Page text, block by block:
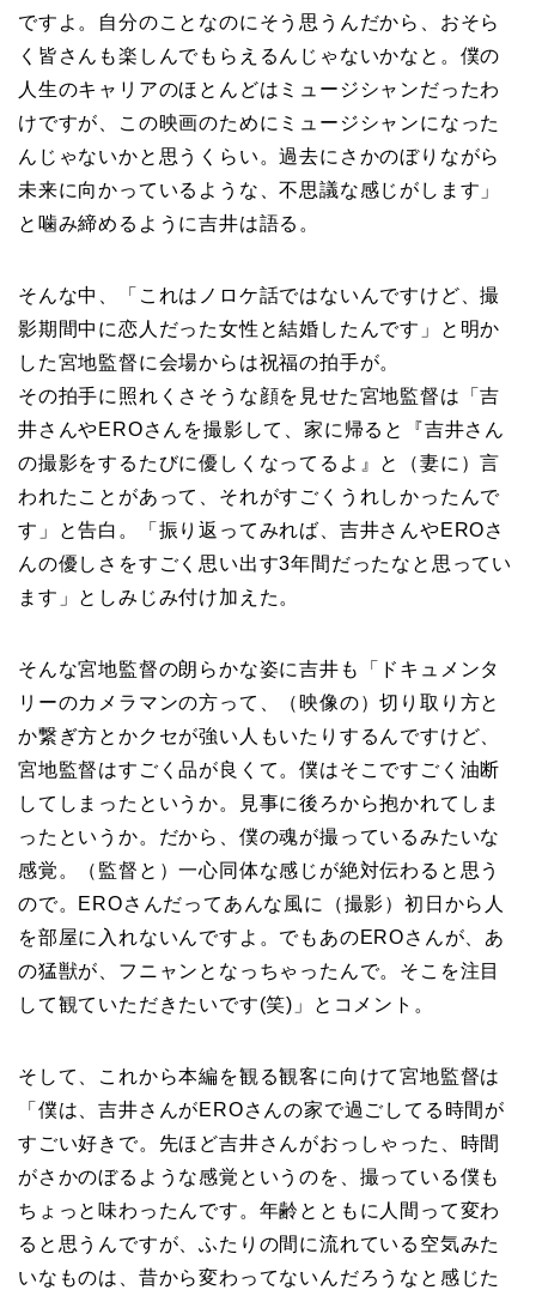
ですよ。自分のことなのにそう思うんだから、おそら
く皆さんも楽しんでもらえるんじゃないかなと。僕の
人生のキャリアのほとんどはミュージシャンだったわ
けですが、この映画のためにミュージシャンになった
んじゃないかと思うくらい。過去にさかのぼりながら
未来に向かっているような、不思議な感じがします」
と噛み締めるように吉井は語る。
そんな中、「これはノロケ話ではないんですけど、撮
影期間中に恋人だった女性と結婚したんです」と明か
した宮地監督に会場からは祝福の拍手が。
その拍手に照れくさそうな顔を見せた宮地監督は「吉
井さんやEROさんを撮影して、家に帰ると『吉井さん
の撮影をするたびに優しくなってるよ』と（妻に）言
われたことがあって、それがすごくうれしかったんで
す」と告白。「振り返ってみれば、吉井さんやEROさ
んの優しさをすごく思い出す3年間だったなと思ってい
ます」としみじみ付け加えた。
そんな宮地監督の朗らかな姿に吉井も「ドキュメンタ
リーのカメラマンの方って、（映像の）切り取り方と
か繋ぎ方とかクセが強い人もいたりするんですけど、
宮地監督はすごく品が良くて。僕はそこですごく油断
してしまったというか。見事に後ろから抱かれてしま
ったというか。だから、僕の魂が撮っているみたいな
感覚。（監督と）一心同体な感じが絶対伝わると思う
ので。EROさんだってあんな風に（撮影）初日から人
を部屋に入れないんですよ。でもあのEROさんが、あ
の猛獣が、フニャンとなっちゃったんで。そこを注目
して観ていただきたいです(笑)」とコメント。
そして、これから本編を観る観客に向けて宮地監督は
「僕は、吉井さんがEROさんの家で過ごしてる時間が
すごい好きで。先ほど吉井さんがおっしゃった、時間
がさかのぼるような感覚というのを、撮っている僕も
ちょっと味わったんです。年齢とともに人間って変わ
ると思うんですが、ふたりの間に流れている空気みた
いなものは、昔から変わってないんだろうなと感じた